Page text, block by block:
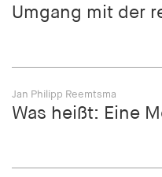
Umgang mit der
Jan Philipp Reemtsma
Was heißt: Eine
Anbieter:
fonts_loaded
fonts_loaded